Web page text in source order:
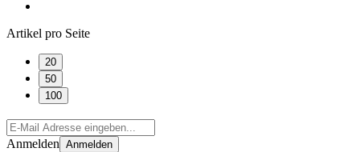
Artikel pro Seite
20
50
100
Anmelden Anmelden